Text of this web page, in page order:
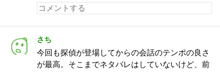
さち
今回も探偵が登場してからの会話のテンポの良さ
が最高。そこまでネタバレはしていないけど、前